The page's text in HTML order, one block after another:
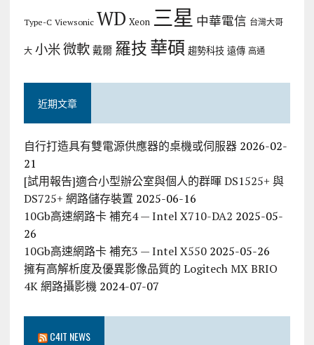
Type-C Viewsonic WD Xeon 三星 中華電信 台灣大哥
大 小米微軟 戴爾 羅技華碩 趨勢科技 遠傳 高通
近期文章
自行打造具有雙電源供應器的桌機或伺服器 2026-02-
21
[試用報告]適合小型辦公室與個人的群暉 DS1525+ 與
DS725+ 網路儲存裝置 2025-06-16
10Gb高速網路卡 補充4 — Intel X710-DA2 2025-05-
26
10Gb高速網路卡 補充3 — Intel X550 2025-05-26
擁有高解析度及優異影像品質的 Logitech MX BRIO
4K 網路攝影機 2024-07-07
C4IT NEWS